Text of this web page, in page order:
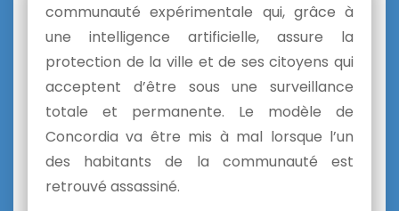
communauté expérimentale qui, grâce à
une intelligence artificielle, assure la
protection de la ville et de ses citoyens qui
acceptent d’être sous une surveillance
totale et permanente. Le modèle de
Concordia va être mis à mal lorsque l’un
des habitants de la communauté est
retrouvé assassiné.